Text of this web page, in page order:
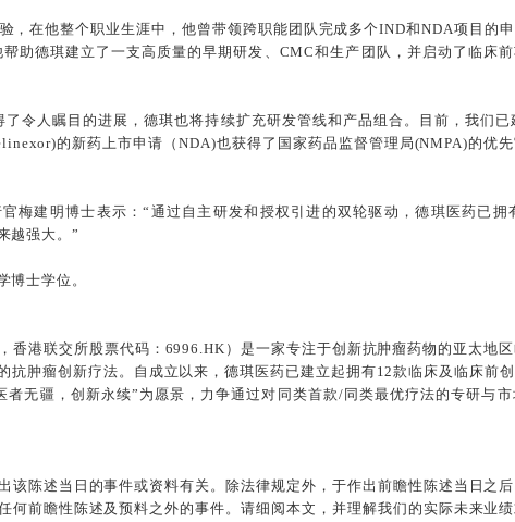
，在他整个职业生涯中，他曾带领跨职能团队完成多个IND和NDA项目的
助德琪建立了一支高质量的早期研发、CMC和生产团队，并启动了临床
令人瞩目的进展，德琪也将持续扩充研发管线和产品组合。目前，我们
的新药上市申请（NDA)也获得了国家药品监督管理局(NMPA)的优
梅建明博士表示：“通过自主研发和授权引进的双轮驱动，德琪医药已
越强大。”
博士学位。
香港联交所股票代码：6996.HK）是一家专注于创新抗肿瘤药物的亚太地
抗肿瘤创新疗法。自成立以来，德琪医药已建立起拥有12款临床及临床前
者无疆，创新永续”为愿景，力争通过对同类首款/同类最优疗法的专研与
该陈述当日的事件或资料有关。除法律规定外，于作出前瞻性陈述当日之
何前瞻性陈述及预料之外的事件。请细阅本文，并理解我们的实际未来业